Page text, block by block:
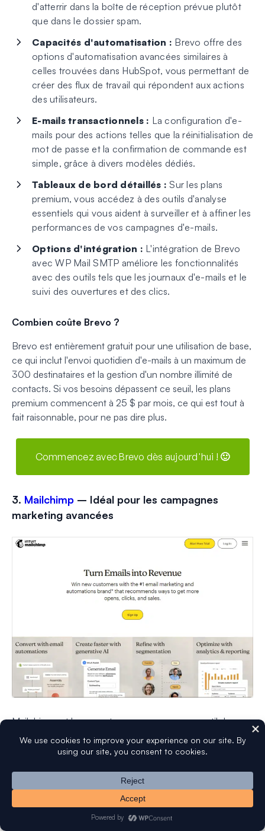
d'atterrir dans la boîte de réception prévue plutôt
que dans le dossier spam.
Capacités d'automatisation : Brevo offre des
options d'automatisation avancées similaires à
celles trouvées dans HubSpot, vous permettant de
créer des flux de travail qui répondent aux actions
des utilisateurs.
E-mails transactionnels : La configuration d'e-
mails pour des actions telles que la réinitialisation de
mot de passe et la confirmation de commande est
simple, grâce à divers modèles dédiés.
Tableaux de bord détaillés : Sur les plans
premium, vous accédez à des outils d'analyse
essentiels qui vous aident à surveiller et à affiner les
performances de vos campagnes d'e-mails.
Options d'intégration : L'intégration de Brevo
avec WP Mail SMTP améliore les fonctionnalités
avec des outils tels que les journaux d'e-mails et le
suivi des ouvertures et des clics.
Combien coûte Brevo ?
Brevo est entièrement gratuit pour une utilisation de base,
ce qui inclut l'envoi quotidien d'e-mails à un maximum de
300 destinataires et la gestion d'un nombre illimité de
contacts. Si vos besoins dépassent ce seuil, les plans
premium commencent à 25 $ par mois, ce qui est tout à
fait raisonnable, pour ne pas dire plus.
Commencez avec Brevo dès aujourd'hui ! 🙂
3. Mailchimp – Idéal pour les campagnes
marketing avancées
Mailchimp est largement reconnu comme un outil de
marketing par e-mail de premier plan, apprécié aussi bien
par les débutants que par les spécialistes chevronnés.
J'apprécie particulièrement son interface conviviale, ses
tableaux de bord complets et ses capacités d'analyse d'e-
mails étendues.